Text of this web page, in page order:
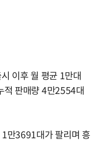
이후 월 평균 1만대
적 판매량 4만2554대
만3691대가 팔리며 흥